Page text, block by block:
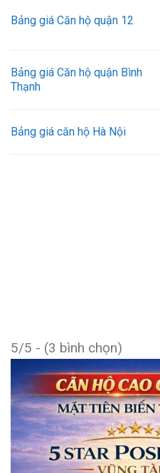
Bảng giá Căn hộ quận 12
Bảng giá Căn hộ quận Bình
Thạnh
Bảng giá căn hộ Hà Nội
5/5 - (3 bình chọn)